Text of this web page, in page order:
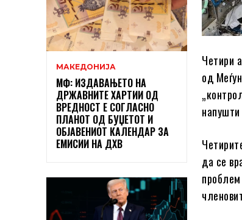
МАКЕДОНИЈА
МФ: ИЗДАВАЊЕТО НА
ДРЖАВНИТЕ ХАРТИИ ОД
ВРЕДНОСТ Е СОГЛАСНО
ПЛАНОТ ОД БУЏЕТОТ И
ОБЈАВЕНИОТ КАЛЕНДАР ЗА
ЕМИСИИ НА ДХВ
Четири
од
да се